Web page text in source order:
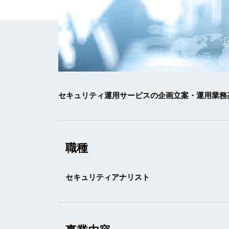
セキュリティ運用サービスの企画立案・運用業務
職種
セキュリティアナリスト